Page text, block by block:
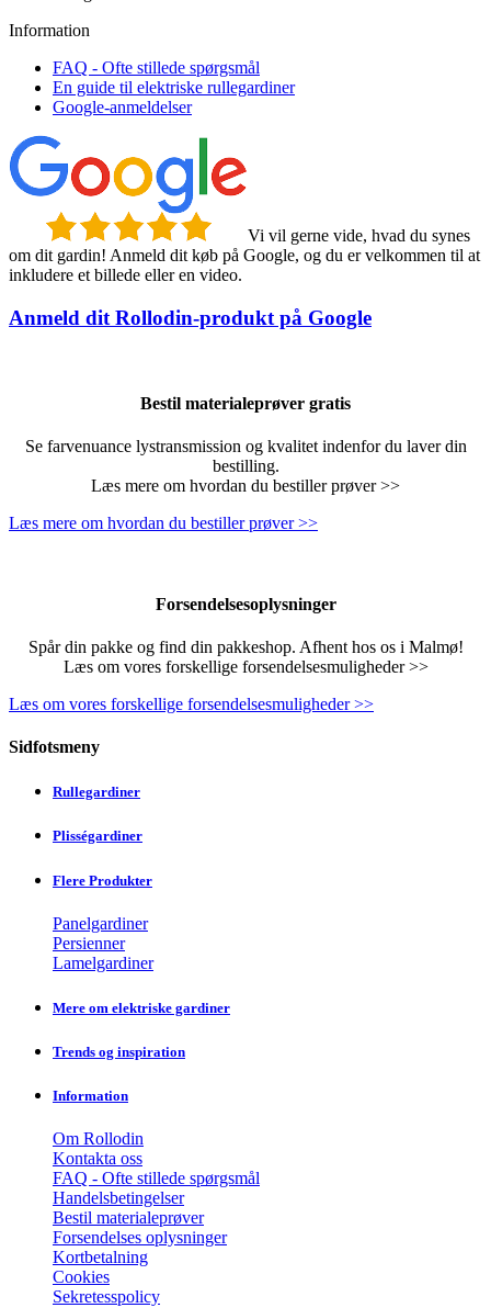
Information
FAQ - Ofte stillede spørgsmål
En guide til elektriske rullegardiner
Google-anmeldelser
Vi vil gerne vide, hvad du synes
om dit gardin! Anmeld dit køb på Google, og du er velkommen til at
inkludere et billede eller en video.
Anmeld dit Rollodin-produkt på Google
Bestil materialeprøver gratis
Se farvenuance lystransmission og kvalitet indenfor du laver din
bestilling.
Læs mere om hvordan du bestiller prøver >>
Læs mere om hvordan du bestiller prøver >>
Forsendelsesoplysninger
Spår din pakke og find din pakkeshop. Afhent hos os i Malmø!
Læs om vores forskellige forsendelsesmuligheder >>
Læs om vores forskellige forsendelsesmuligheder >>
Sidfotsmeny
Rullegardiner
Plisségardiner
Flere Produkter
Panelgardiner
Persienner
Lamelgardiner
Mere om elektriske gardiner
Trends og inspiration
Information
Om Rollodin
Kontakta oss
FAQ - Ofte stillede spørgsmål
Handelsbetingelser
Bestil materialeprøver
Forsendelses oplysninger
Kortbetalning
Cookies
Sekretesspolicy